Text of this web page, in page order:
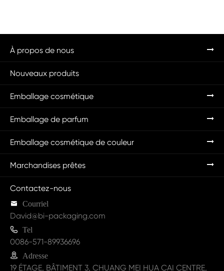
À propos de nous
Nouveaux produits
Emballage cosmétique
Emballage de parfum
Emballage cosmétique de couleur
Marchandises prêtes
Contactez-nous
 Courriel
David@bi-packaging.com
 Tel
0086-571-89936696
 Adresse
19 ÉTAGE, BÂTIMENT 3, CHUANG MEI HUA CAI CENTRE,